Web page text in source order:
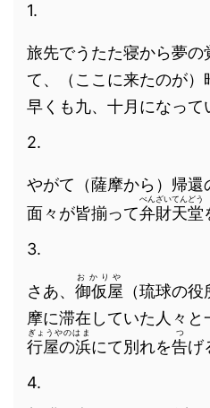
1.
旅先でうたた寝から夢の
て、（ここに来たのが）
早くも九、十月になって
2.
やがて（薩摩から）帰還
面々が皆揃って弁財天堂
べんざいてんどう
3.
さあ、 御仮屋
おかりや
（琉球の
摩に滞在していた人々と
行屋の浜
ぎょうやのはま
にて別れを告
つ
げ
4.